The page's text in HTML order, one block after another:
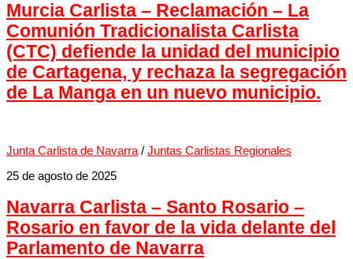
Murcia Carlista – Reclamación – La
Comunión Tradicionalista Carlista
(CTC) defiende la unidad del municipio
de Cartagena, y rechaza la segregación
de La Manga en un nuevo municipio.
Junta Carlista de Navarra / Juntas Carlistas Regionales
25 de agosto de 2025
Navarra Carlista – Santo Rosario –
Rosario en favor de la vida delante del
Parlamento de Navarra